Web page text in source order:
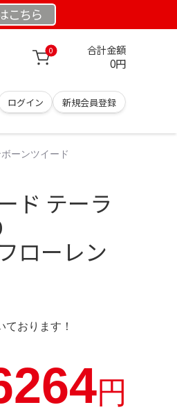
こちら
0 合計金額
0円
ログイン 新規会員登録
ーンツイード
ド テーラ
ローレン
おります！
円